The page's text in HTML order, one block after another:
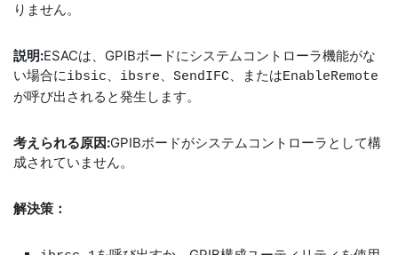
りません。
説明:ESACは、GPIBボードにシステムコントローラ機能がな
い場合にibsic、ibsre、SendIFC、またはEnableRemote
が呼び出されると発生します。
考えられる原因:GPIBボードがシステムコントローラとして構
成されていません。
解決策：